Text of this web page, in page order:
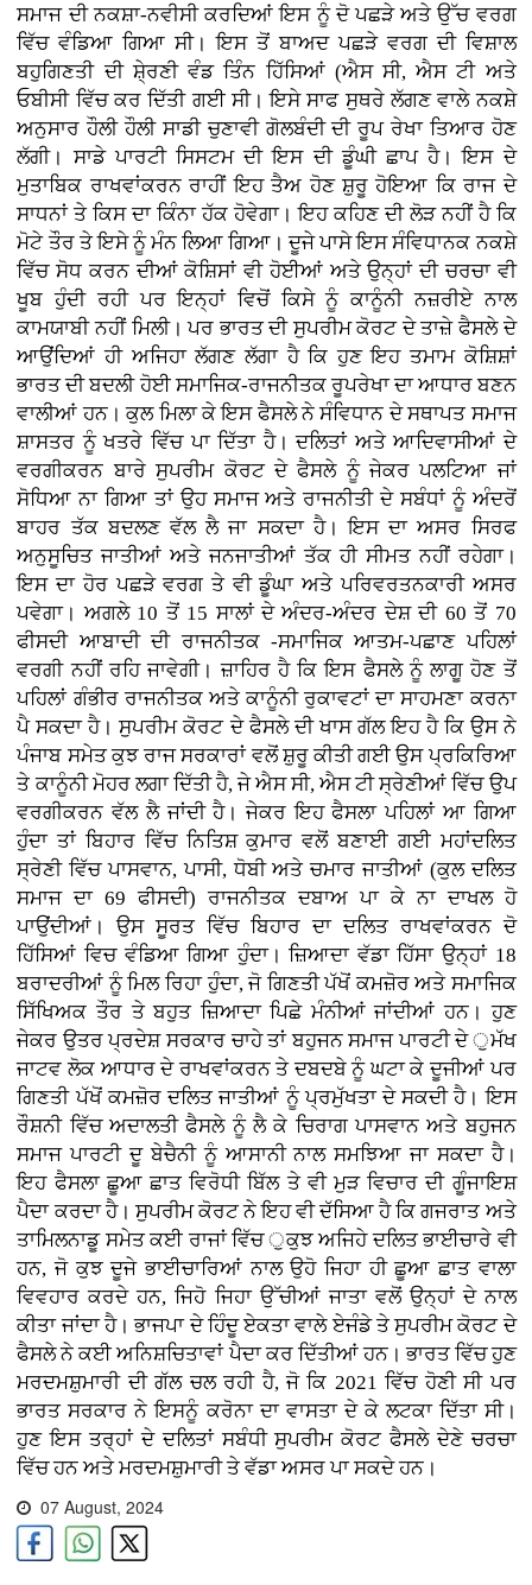
ਸਮਾਜ ਦੀ ਨਕਸ਼ਾ-ਨਵੀਸੀ ਕਰਦਿਆਂ ਇਸ ਨੂੰ ਦੋ ਪਛੜੇ ਅਤੇ ਉੱਚ ਵਰਗ
ਵਿੱਚ ਵੰਡਿਆ ਗਿਆ ਸੀ। ਇਸ ਤੋਂ ਬਾਅਦ ਪਛੜੇ ਵਰਗ ਦੀ ਵਿਸ਼ਾਲ
ਬਹੁਗਿਣਤੀ ਦੀ ਸ਼ੇ੍ਰਣੀ ਵੰਡ ਤਿੰਨ ਹਿੱਸਿਆਂ (ਐਸ ਸੀ, ਐਸ ਟੀ ਅਤੇ
ਓਬੀਸੀ ਵਿੱਚ ਕਰ ਦਿੱਤੀ ਗਈ ਸੀ। ਇਸੇ ਸਾਫ ਸੁਥਰੇ ਲੱਗਣ ਵਾਲੇ ਨਕਸ਼ੇ
ਅਨੁਸਾਰ ਹੌਲੀ ਹੌਲੀ ਸਾਡੀ ਚੁਣਾਵੀ ਗੋਲਬੰਦੀ ਦੀ ਰੂਪ ਰੇਖਾ ਤਿਆਰ ਹੋਣ
ਲੱਗੀ। ਸਾਡੇ ਪਾਰਟੀ ਸਿਸਟਮ ਦੀ ਇਸ ਦੀ ਡੂੰਘੀ ਛਾਪ ਹੈ। ਇਸ ਦੇ
ਮੁਤਾਬਿਕ ਰਾਖਵਾਂਕਰਨ ਰਾਹੀਂ ਇਹ ਤੈਅ ਹੋਣ ਸ਼ੁਰੂ ਹੋਇਆ ਕਿ ਰਾਜ ਦੇ
ਸਾਧਨਾਂ ਤੇ ਕਿਸ ਦਾ ਕਿੰਨਾ ਹੱਕ ਹੋਵੇਗਾ। ਇਹ ਕਹਿਣ ਦੀ ਲੋੜ ਨਹੀਂ ਹੈ ਕਿ
ਮੋਟੇ ਤੌਰ ਤੇ ਇਸੇ ਨੂੰ ਮੰਨ ਲਿਆ ਗਿਆ। ਦੂਜੇ ਪਾਸੇ ਇਸ ਸੰਵਿਧਾਨਕ ਨਕਸ਼ੇ
ਵਿੱਚ ਸੋਧ ਕਰਨ ਦੀਆਂ ਕੋਸ਼ਿਸਾਂ ਵੀ ਹੋਈਆਂ ਅਤੇ ਉਨ੍ਹਾਂ ਦੀ ਚਰਚਾ ਵੀ
ਖੂਬ ਹੁੰਦੀ ਰਹੀ ਪਰ ਇਨ੍ਹਾਂ ਵਿਚੋਂ ਕਿਸੇ ਨੂੰ ਕਾਨੂੰਨੀ ਨਜ਼ਰੀਏ ਨਾਲ
ਕਾਮਯਾਬੀ ਨਹੀਂ ਮਿਲੀ। ਪਰ ਭਾਰਤ ਦੀ ਸੁਪਰੀਮ ਕੋਰਟ ਦੇ ਤਾਜ਼ੇ ਫੈਸਲੇ ਦੇ
ਆਉਂਦਿਆਂ ਹੀ ਅਜਿਹਾ ਲੱਗਣ ਲੱਗਾ ਹੈ ਕਿ ਹੁਣ ਇਹ ਤਮਾਮ ਕੋਸ਼ਿਸ਼ਾਂ
ਭਾਰਤ ਦੀ ਬਦਲੀ ਹੋਈ ਸਮਾਜਿਕ-ਰਾਜਨੀਤਕ ਰੂਪਰੇਖਾ ਦਾ ਆਧਾਰ ਬਣਨ
ਵਾਲੀਆਂ ਹਨ। ਕੁਲ ਮਿਲਾ ਕੇ ਇਸ ਫੈਸਲੇ ਨੇ ਸੰਵਿਧਾਨ ਦੇ ਸਥਾਪਤ ਸਮਾਜ
ਸ਼ਾਸਤਰ ਨੂੰ ਖਤਰੇ ਵਿੱਚ ਪਾ ਦਿੱਤਾ ਹੈ। ਦਲਿਤਾਂ ਅਤੇ ਆਦਿਵਾਸੀਆਂ ਦੇ
ਵਰਗੀਕਰਨ ਬਾਰੇ ਸੁਪਰੀਮ ਕੋਰਟ ਦੇ ਫੈਸਲੇ ਨੂੰ ਜੇਕਰ ਪਲਟਿਆ ਜਾਂ
ਸੋਧਿਆ ਨਾ ਗਿਆ ਤਾਂ ਉਹ ਸਮਾਜ ਅਤੇ ਰਾਜਨੀਤੀ ਦੇ ਸਬੰਧਾਂ ਨੂੰ ਅੰਦਰੋਂ
ਬਾਹਰ ਤੱਕ ਬਦਲਣ ਵੱਲ ਲੈ ਜਾ ਸਕਦਾ ਹੈ। ਇਸ ਦਾ ਅਸਰ ਸਿਰਫ
ਅਨੁਸੂਚਿਤ ਜਾਤੀਆਂ ਅਤੇ ਜਨਜਾਤੀਆਂ ਤੱਕ ਹੀ ਸੀਮਤ ਨਹੀਂ ਰਹੇਗਾ।
ਇਸ ਦਾ ਹੋਰ ਪਛੜੇ ਵਰਗ ਤੇ ਵੀ ਡੂੰਘਾ ਅਤੇ ਪਰਿਵਰਤਨਕਾਰੀ ਅਸਰ
ਪਵੇਗਾ। ਅਗਲੇ 10 ਤੋਂ 15 ਸਾਲਾਂ ਦੇ ਅੰਦਰ-ਅੰਦਰ ਦੇਸ਼ ਦੀ 60 ਤੋਂ 70
ਫੀਸਦੀ ਆਬਾਦੀ ਦੀ ਰਾਜਨੀਤਕ -ਸਮਾਜਿਕ ਆਤਮ-ਪਛਾਣ ਪਹਿਲਾਂ
ਵਰਗੀ ਨਹੀਂ ਰਹਿ ਜਾਵੇਗੀ। ਜ਼ਾਹਿਰ ਹੈ ਕਿ ਇਸ ਫੈਸਲੇ ਨੂੰ ਲਾਗੂ ਹੋਣ ਤੋਂ
ਪਹਿਲਾਂ ਗੰਭੀਰ ਰਾਜਨੀਤਕ ਅਤੇ ਕਾਨੂੰਨੀ ਰੁਕਾਵਟਾਂ ਦਾ ਸਾਹਮਣਾ ਕਰਨਾ
ਪੈ ਸਕਦਾ ਹੈ। ਸੁਪਰੀਮ ਕੋਰਟ ਦੇ ਫੈਸਲੇ ਦੀ ਖਾਸ ਗੱਲ ਇਹ ਹੈ ਕਿ ਉਸ ਨੇ
ਪੰਜਾਬ ਸਮੇਤ ਕੁਝ ਰਾਜ ਸਰਕਾਰਾਂ ਵਲੋਂ ਸ਼ੁਰੂ ਕੀਤੀ ਗਈ ਉਸ ਪ੍ਰਕਿਰਿਆ
ਤੇ ਕਾਨੂੰਨੀ ਮੋਹਰ ਲਗਾ ਦਿੱਤੀ ਹੈ, ਜੇ ਐਸ ਸੀ, ਐਸ ਟੀ ਸ੍ਰੇਣੀਆਂ ਵਿੱਚ ਉਪ
ਵਰਗੀਕਰਨ ਵੱਲ ਲੈ ਜਾਂਦੀ ਹੈ। ਜੇਕਰ ਇਹ ਫੈਸਲਾ ਪਹਿਲਾਂ ਆ ਗਿਆ
ਹੁੰਦਾ ਤਾਂ ਬਿਹਾਰ ਵਿੱਚ ਨਿਤਿਸ਼ ਕੁਮਾਰ ਵਲੋਂ ਬਣਾਈ ਗਈ ਮਹਾਂਦਲਿਤ
ਸ੍ਰੇਣੀ ਵਿੱਚ ਪਾਸਵਾਨ, ਪਾਸੀ, ਧੋਬੀ ਅਤੇ ਚਮਾਰ ਜਾਤੀਆਂ (ਕੁਲ ਦਲਿਤ
ਸਮਾਜ ਦਾ 69 ਫੀਸਦੀ) ਰਾਜਨੀਤਕ ਦਬਾਅ ਪਾ ਕੇ ਨਾ ਦਾਖਲ ਹੋ
ਪਾਉਂਦੀਆਂ। ਉਸ ਸੂਰਤ ਵਿੱਚ ਬਿਹਾਰ ਦਾ ਦਲਿਤ ਰਾਖਵਾਂਕਰਨ ਦੋ
ਹਿੱਸਿਆਂ ਵਿਚ ਵੰਡਿਆ ਗਿਆ ਹੁੰਦਾ। ਜ਼ਿਆਦਾ ਵੱਡਾ ਹਿੱਸਾ ਉਨ੍ਹਾਂ 18
ਬਰਾਦਰੀਆਂ ਨੂੰ ਮਿਲ ਰਿਹਾ ਹੁੰਦਾ, ਜੋ ਗਿਣਤੀ ਪੱਖੋਂ ਕਮਜ਼ੋਰ ਅਤੇ ਸਮਾਜਿਕ
ਸਿੱਖਿਅਕ ਤੌਰ ਤੇ ਬਹੁਤ ਜ਼ਿਆਦਾ ਪਿਛੇ ਮੰਨੀਆਂ ਜਾਂਦੀਆਂ ਹਨ। ਹੁਣ
ਜੇਕਰ ਉਤਰ ਪ੍ਰਦੇਸ਼ ਸਰਕਾਰ ਚਾਹੇ ਤਾਂ ਬਹੁਜਨ ਸਮਾਜ ਪਾਰਟੀ ਦੇ ੁਮੱਖ
ਜਾਟਵ ਲੋਕ ਆਧਾਰ ਦੇ ਰਾਖਵਾਂਕਰਨ ਤੇ ਦਬਦਬੇ ਨੂੰ ਘਟਾ ਕੇ ਦੂਜੀਆਂ ਪਰ
ਗਿਣਤੀ ਪੱਖੋਂ ਕਮਜ਼ੋਰ ਦਲਿਤ ਜਾਤੀਆਂ ਨੂੰ ਪ੍ਰਮੁੱਖਤਾ ਦੇ ਸਕਦੀ ਹੈ। ਇਸ
ਰੌਸ਼ਨੀ ਵਿੱਚ ਅਦਾਲਤੀ ਫੈਸਲੇ ਨੂੰ ਲੈ ਕੇ ਚਿਰਾਗ ਪਾਸਵਾਨ ਅਤੇ ਬਹੁਜਨ
ਸਮਾਜ ਪਾਰਟੀ ਦੂ ਬੇਚੈਨੀ ਨੂੰ ਆਸਾਨੀ ਨਾਲ ਸਮਝਿਆ ਜਾ ਸਕਦਾ ਹੈ।
ਇਹ ਫੈਸਲਾ ਛੂਆ ਛਾਤ ਵਿਰੋਧੀ ਬਿੱਲ ਤੇ ਵੀ ਮੁੜ ਵਿਚਾਰ ਦੀ ਗੂੰਜਾਇਸ਼
ਪੈਦਾ ਕਰਦਾ ਹੈ। ਸੁਪਰੀਮ ਕੋਰਟ ਨੇ ਇਹ ਵੀ ਦੱਸਿਆ ਹੈ ਕਿ ਗਜਰਾਤ ਅਤੇ
ਤਾਮਿਲਨਾਡੂ ਸਮੇਤ ਕਈ ਰਾਜਾਂ ਵਿੱਚ ੁਕੁਝ ਅਜਿਹੇ ਦਲਿਤ ਭਾਈਚਾਰੇ ਵੀ
ਹਨ, ਜੋ ਕੁਝ ਦੂਜੇ ਭਾਈਚਾਰਿਆਂ ਨਾਲ ਉਹੋ ਜਿਹਾ ਹੀ ਛੂਆ ਛਾਤ ਵਾਲਾ
ਵਿਵਹਾਰ ਕਰਦੇ ਹਨ, ਜਿਹੋ ਜਿਹਾ ਉੱਚੀਆਂ ਜਾਤਾ ਵਲੋਂ ਉਨ੍ਹਾਂ ਦੇ ਨਾਲ
ਕੀਤਾ ਜਾਂਦਾ ਹੈ। ਭਾਜਪਾ ਦੇ ਹਿੰਦੂ ਏਕਤਾ ਵਾਲੇ ਏਜੰਡੇ ਤੇ ਸੁਪਰੀਮ ਕੋਰਟ ਦੇ
ਫੈਸਲੇ ਨੇ ਕਈ ਅਨਿਸ਼ਚਿਤਾਵਾਂ ਪੈਦਾ ਕਰ ਦਿੱਤੀਆਂ ਹਨ। ਭਾਰਤ ਵਿੱਚ ਹੁਣ
ਮਰਦਮਸ਼ੁਮਾਰੀ ਦੀ ਗੱਲ ਚਲ ਰਹੀ ਹੈ, ਜੋ ਕਿ 2021 ਵਿੱਚ ਹੋਣੀ ਸੀ ਪਰ
ਭਾਰਤ ਸਰਕਾਰ ਨੇ ਇਸਨੂੰ ਕਰੋਨਾ ਦਾ ਵਾਸਤਾ ਦੇ ਕੇ ਲਟਕਾ ਦਿੱਤਾ ਸੀ।
ਹੁਣ ਇਸ ਤਰ੍ਹਾਂ ਦੇ ਦਲਿਤਾਂ ਸਬੰਧੀ ਸੁਪਰੀਮ ਕੋਰਟ ਫੈਸਲੇ ਦੇਣੇ ਚਰਚਾ
ਵਿੱਚ ਹਨ ਅਤੇ ਮਰਦਮਸ਼ੁਮਾਰੀ ਤੇ ਵੱਡਾ ਅਸਰ ਪਾ ਸਕਦੇ ਹਨ।
07 August, 2024